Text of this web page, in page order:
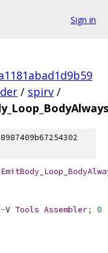
Sign in
/ spirv /
-V Tools Assembler;
0